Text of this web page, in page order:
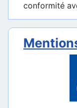
conformité